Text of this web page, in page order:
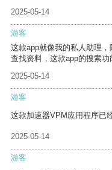
2025-05-14
游客
这款app就像我的私人助理
查找资料，这款app的搜索功
2025-05-14
游客
这款加速器VPM应用程序已
2025-05-14
游客